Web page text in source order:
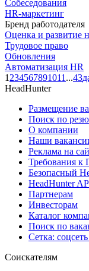
Собеседования
HR-маркетинг
Бренд работодателя
Оценка и развитие
Трудовое право
Обновления
Автоматизация HR
1 234567891011 ...43
HeadHunter
Размещение
Поиск по
О компании
Наши
Реклама на
Требования к
Безопасный
HeadHunter
Партнерам
Инвесторам
Каталог
Поиск по
Сетка:
Соискателям